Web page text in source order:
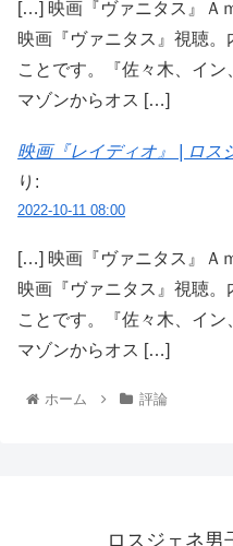
[…] 映画『ヴァニタス』Ａ
映画『ヴァニタス』視聴
ことです。『佐々木、イ
マゾンからオス […]
映画『レイディオ』 | ロス
り:
2022-10-11 08:00
[…] 映画『ヴァニタス』Ａ
映画『ヴァニタス』視聴
ことです。『佐々木、イ
マゾンからオス […]
ホーム 評論
ロスジェネ男